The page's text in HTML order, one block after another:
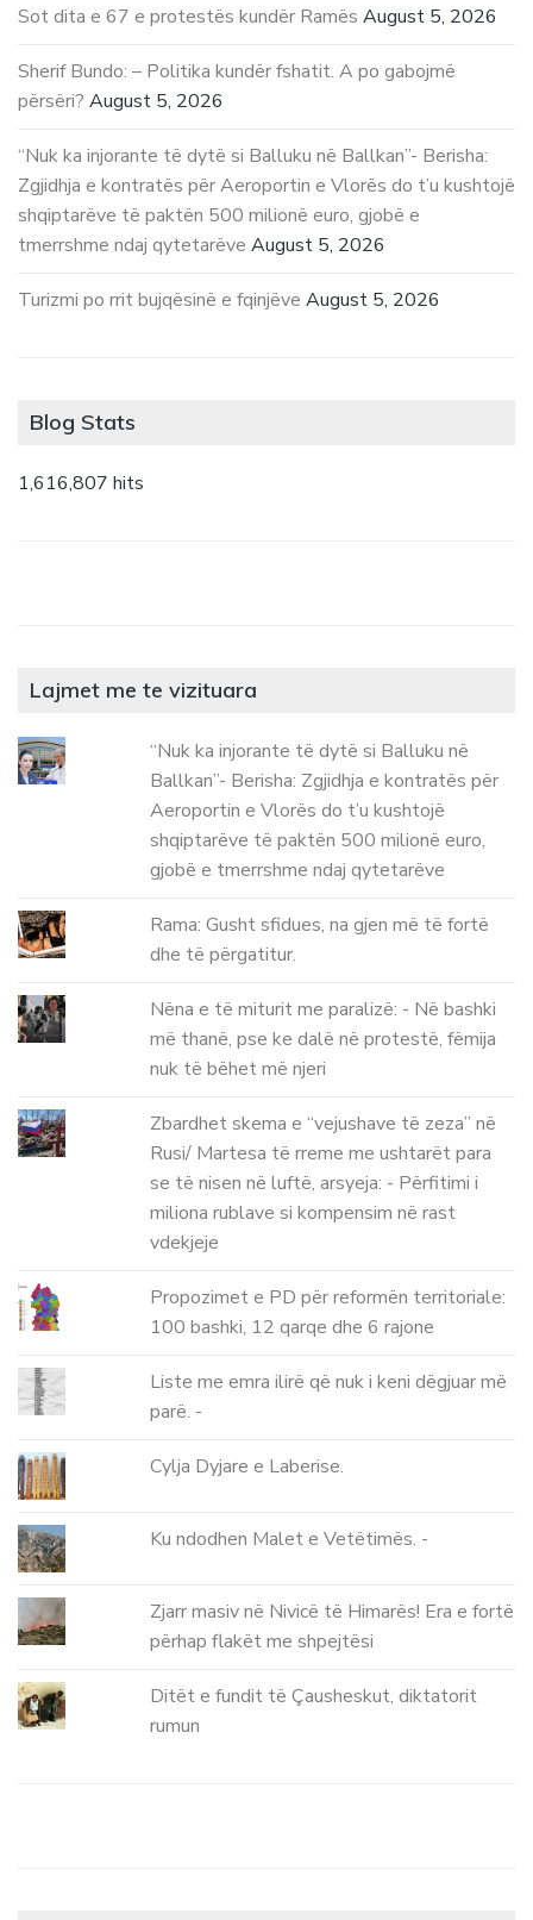
Sot dita e 67 e protestës kundër Ramës August 5, 2026
Sherif Bundo: – Politika kundër fshatit. A po gabojmë
përsëri? August 5, 2026
“Nuk ka injorante të dytë si Balluku në Ballkan”- Berisha:
Zgjidhja e kontratës për Aeroportin e Vlorës do t’u kushtojë
shqiptarëve të paktën 500 milionë euro, gjobë e
tmerrshme ndaj qytetarëve August 5, 2026
Turizmi po rrit bujqësinë e fqinjëve August 5, 2026
Blog Stats
1,616,807 hits
Lajmet me te vizituara
“Nuk ka injorante të dytë si Balluku në
Ballkan”- Berisha: Zgjidhja e kontratës për
Aeroportin e Vlorës do t’u kushtojë
shqiptarëve të paktën 500 milionë euro,
gjobë e tmerrshme ndaj qytetarëve
Rama: Gusht sfidues, na gjen më të fortë
dhe të përgatitur.
Nëna e të miturit me paralizë: - Në bashki
më thanë, pse ke dalë në protestë, fëmija
nuk të bëhet më njeri
Zbardhet skema e “vejushave të zeza” në
Rusi/ Martesa të rreme me ushtarët para
se të nisen në luftë, arsyeja: - Përfitimi i
miliona rublave si kompensim në rast
vdekjeje
Propozimet e PD për reformën territoriale:
100 bashki, 12 qarqe dhe 6 rajone
Liste me emra ilirë që nuk i keni dëgjuar më
parë. -
Cylja Dyjare e Laberise.
Ku ndodhen Malet e Vetëtimës. -
Zjarr masiv në Nivicë të Himarës! Era e fortë
përhap flakët me shpejtësi
Ditët e fundit të Çausheskut, diktatorit
rumun